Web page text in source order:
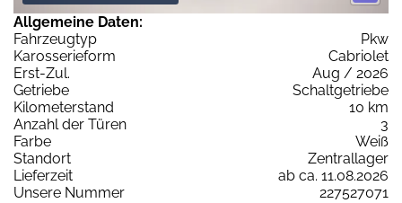
Allgemeine Daten:
Fahrzeugtyp
Pkw
Karosserieform
Cabriolet
Erst-Zul.
Aug / 2026
Getriebe
Schaltgetriebe
Kilometerstand
10 km
Anzahl der Türen
3
Farbe
Weiß
Standort
Zentrallager
Lieferzeit
ab ca. 11.08.2026
Unsere Nummer
227527071